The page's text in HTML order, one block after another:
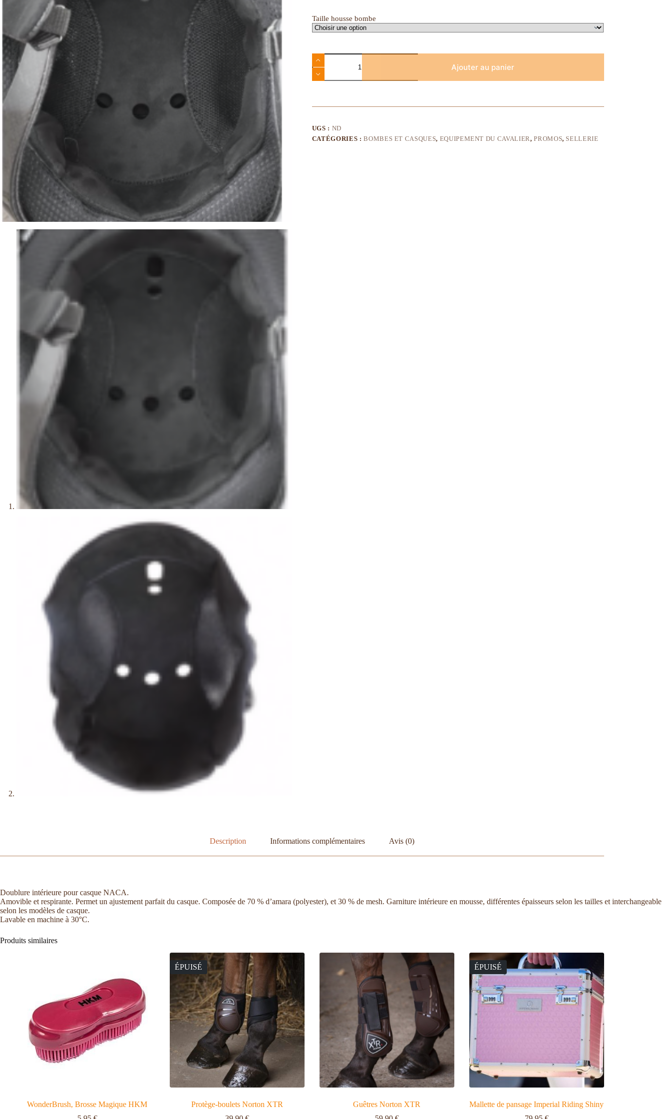
Taille housse bombe
Ajouter au panier
UGS : ND
CATÉGORIES :BOMBES ET CASQUES, EQUIPEMENT DU CAVALIER,PROMOS, SELLERIE
Description Informations complémentaires Avis (0)
Doublure intérieure pour casque NACA.
Amovible et respirante. Permet un ajustement parfait du casque. Composée de 70 % d’amara (polyester), et 30 % de mesh. Garniture intérieure en mousse, différentes épaisseurs selon les tailles et interchangeable
selon les modèles de casque.
Lavable en machine à 30°C.
Produits similaires
WonderBrush, Brosse Magique HKM
ÉPUISÉ
Protège-boulets Norton XTR
Guêtres Norton XTR
ÉPUISÉ
Mallette de pansage Imperial Riding Shiny